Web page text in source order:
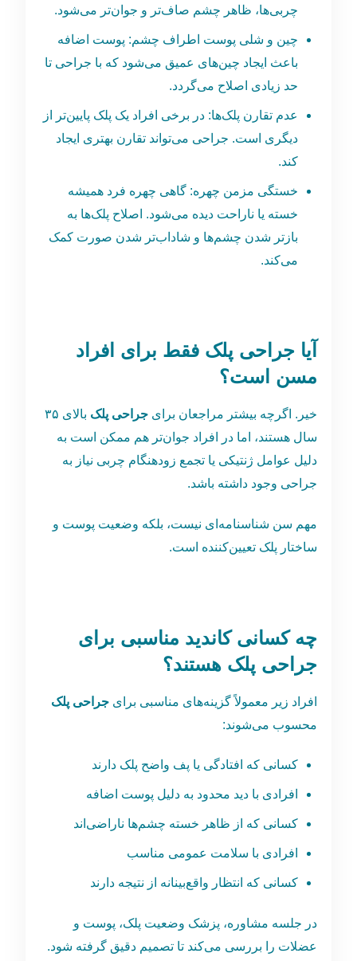
چربی‌ها، ظاهر چشم صاف‌تر و جوان‌تر می‌شود.
چین و شلی پوست اطراف چشم: پوست اضافه
باعث ایجاد چین‌های عمیق می‌شود که با جراحی تا
حد زیادی اصلاح می‌گردد.
عدم تقارن پلک‌ها: در برخی افراد یک پلک پایین‌تر از
دیگری است. جراحی می‌تواند تقارن بهتری ایجاد
کند.
خستگی مزمن چهره: گاهی چهره فرد همیشه
خسته یا ناراحت دیده می‌شود. اصلاح پلک‌ها به
بازتر شدن چشم‌ها و شاداب‌تر شدن صورت کمک
می‌کند.
آیا جراحی پلک فقط برای افراد
مسن است؟
خیر. اگرچه بیشتر مراجعان برایجراحی پلک
بالای ۳۵
سال هستند، اما در افراد جوان‌تر هم ممکن است به
دلیل عوامل ژنتیکی یا تجمع زودهنگام چربی نیاز به
جراحی وجود داشته باشد.
مهم سن شناسنامه‌ای نیست، بلکه وضعیت پوست و
ساختار پلک تعیین‌کننده است.
چه کسانی کاندید مناسبی برای
جراحی پلک هستند؟
افراد زیر معمولاً گزینه‌های مناسبی برایجراحی پلک
محسوب می‌شوند:
کسانی که افتادگی یا پف واضح پلک دارند
افرادی با دید محدود به دلیل پوست اضافه
کسانی که از ظاهر خسته چشم‌ها ناراضی‌اند
افرادی با سلامت عمومی مناسب
کسانی که انتظار واقع‌بینانه از نتیجه دارند
در جلسه مشاوره، پزشک وضعیت پلک، پوست و
عضلات را بررسی می‌کند تا تصمیم دقیق گرفته شود.